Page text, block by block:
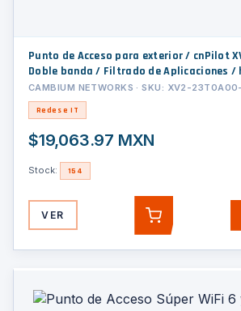
Punto de Acceso para exterior / cnPilot
Doble banda / Filtrado de Aplicaciones /
/ gestión desde cnMaestro / IP67 / Hasta
CAMBIUM NETWORKS · SKU: XV2-
Redes e IT
$19,063.97 MXN
Stock: 154
VER AGREGAR